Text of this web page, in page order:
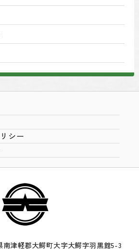
シー
津軽郡大鰐町大字大鰐字羽黒館5-3